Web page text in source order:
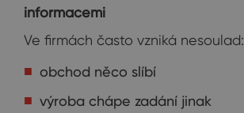
informacemi
Ve firmách často vzniká nesoulad:
obchod něco slíbí
výroba chápe zadání jinak